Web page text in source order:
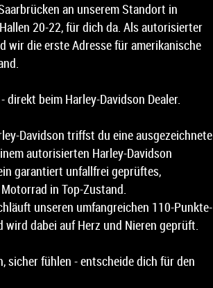
an unserem Standort in
20-22, für dich da. Als autorisierter
wir die erste Adresse für amerikanische
direkt beim Harley-Davidson Dealer.
Davidson triffst du eine ausgezeichnete
autorisierten Harley-Davidson
garantiert unfallfrei geprüftes,
in Top-Zustand.
unseren umfangreichen 110-Punkte-
dabei auf Herz und Nieren geprüft.
sicher fühlen - entscheide dich für den